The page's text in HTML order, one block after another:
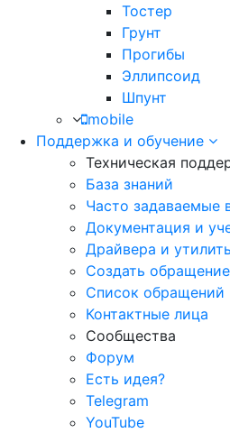
Тостер
Грунт
Прогибы
Эллипсоид
Шпунт
mobile
Поддержка и обучение
Техническая
База знаний
Часто задаваемые
Документация и
Драйвера и
Создать
Список обращений
Контактные лица
Сообщества
Форум
Есть идея?
Telegram
YouTube